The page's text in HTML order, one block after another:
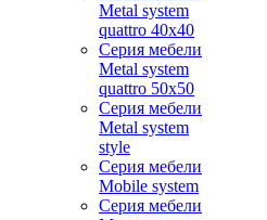
Metal system
quattro 40x40
Серия мебели
Metal system
quattro 50x50
Серия мебели
Metal system
style
Серия мебели
Mobile system
Серия мебели